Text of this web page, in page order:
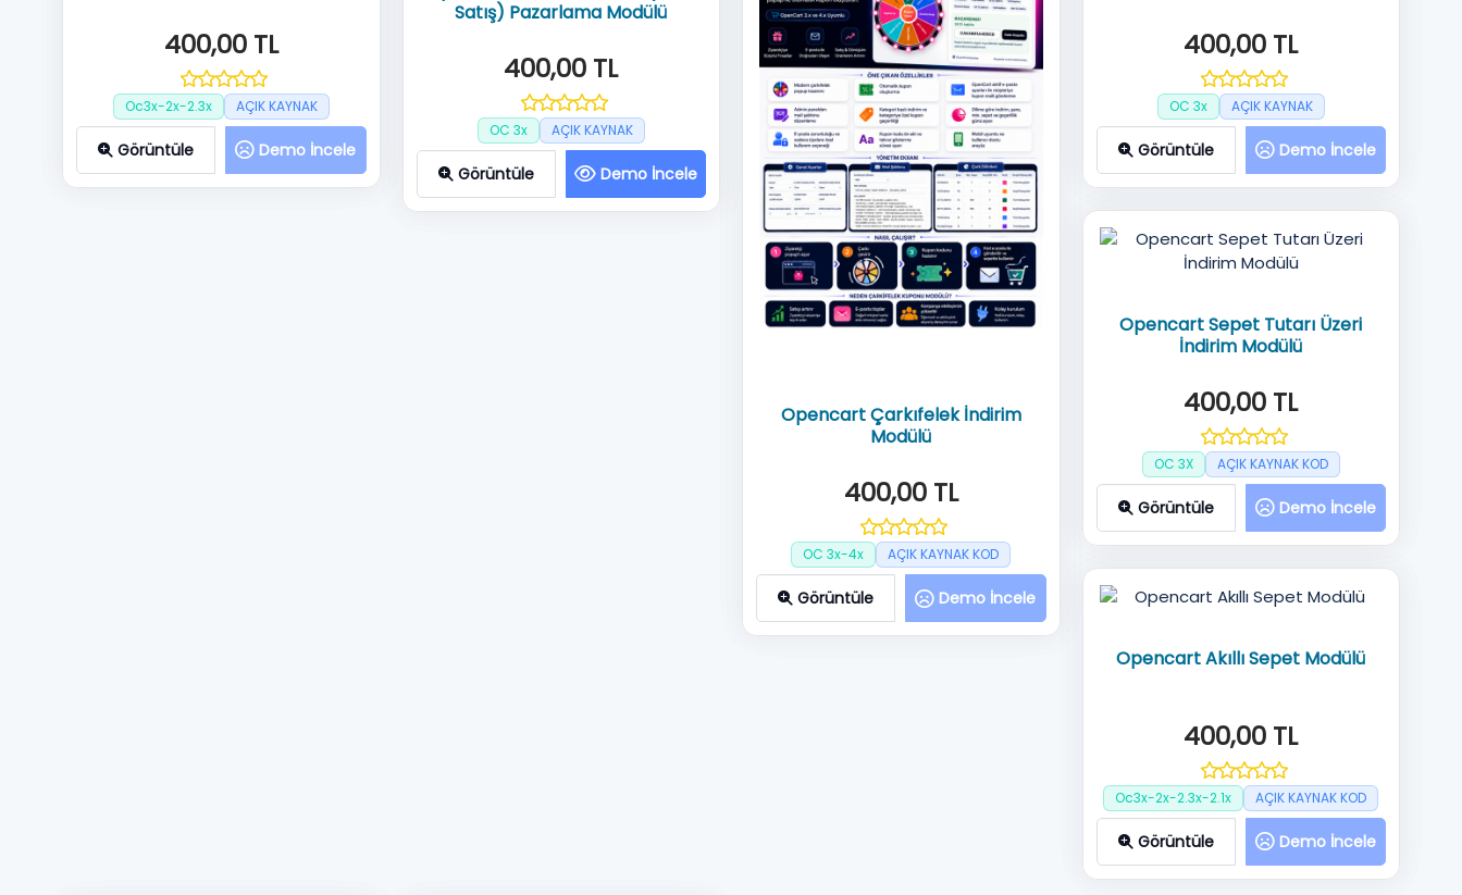
400,00 TL
Oc3x-2x-2.3x AÇIK KAYNAK
Görüntüle Demo İncele
Satış) Pazarlama Modülü
400,00 TL
OC 3x AÇIK KAYNAK
Görüntüle Demo İncele
Opencart Çarkıfelek İndirim
Modülü
400,00 TL
OC 3x-4x AÇIK KAYNAK KOD
Görüntüle Demo İncele
400,00 TL
OC 3x AÇIK KAYNAK
Görüntüle Demo İncele
Opencart Sepet Tutarı Üzeri
İndirim Modülü
400,00 TL
OC 3X AÇIK KAYNAK KOD
Görüntüle Demo İncele
Opencart Akıllı Sepet Modülü
400,00 TL
Oc3x-2x-2.3x-2.1x AÇIK KAYNAK KOD
Görüntüle Demo İncele